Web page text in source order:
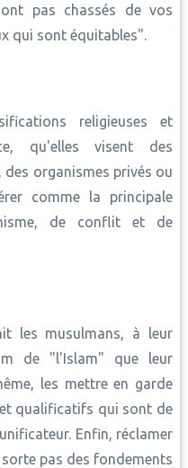
pas chassés de vos
qui sont équitables".
religieuses et
qu'elles visent des
organismes privés ou
comme la principale
de conflit et de
les musulmans, à leur
de "l'Islam" que leur
les mettre en garde
qualificatifs qui sont de
Enfin, réclamer
pas des fondements